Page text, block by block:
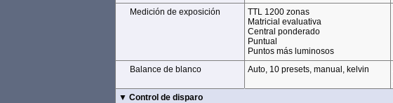
Medición de exposición
Balance de blanco
▼ Control de disparo
Medición de exposición
TTL 1200 zonas
Matricial evaluativa
Central ponderado
Puntual
Puntos más luminosos
Balance de blanco
Auto, 10 presets, manual, kelvin
▼ Control de disparo